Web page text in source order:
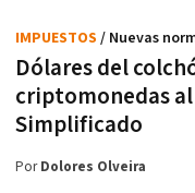
Dólares del
criptomonedas
Simplificado
IMPUESTOS / Nuevas
PorDolores Olveira